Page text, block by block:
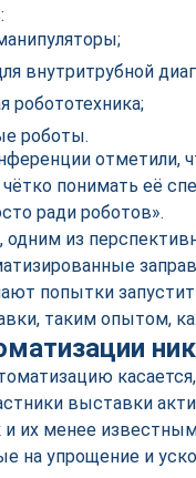
внутритрубной
робототехника;
роботы.
отметили,
понимать её
ради роботов».
одним из
попытки
таким опытом,
выставки
и их менее
на упрощение и